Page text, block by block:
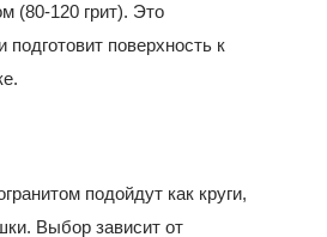
(80-120 грит). Это
подготовит поверхность к
подойдут как круги,
Выбор зависит от